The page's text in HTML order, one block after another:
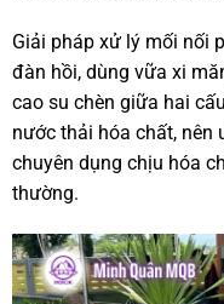
Giải pháp xử lý mối nối
đàn hồi, dùng vữa xi
cao su chèn giữa hai
nước thải hóa chất, nên
chuyên dụng chịu hóa
thường.